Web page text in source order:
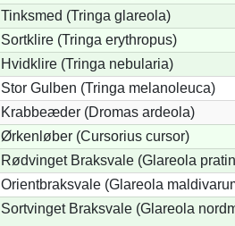
Tinksmed (Tringa glareola)
Sortklire (Tringa erythropus)
Hvidklire (Tringa nebularia)
Stor Gulben (Tringa melanoleuca)
Krabbeæder (Dromas ardeola)
Ørkenløber (Cursorius cursor)
Rødvinget Braksvale (Glareola
Orientbraksvale (Glareola
Sortvinget Braksvale (Glareola